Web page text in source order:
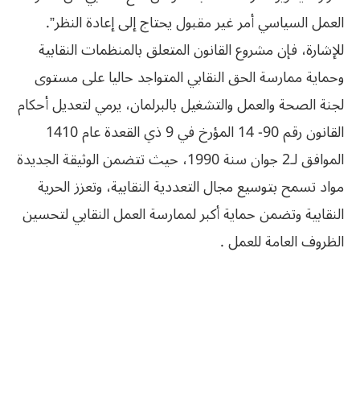
العمل السياسي أمر غير مقبول يحتاج إلى إعادة النظر”.
للإشارة، فإن مشروع القانون المتعلق بالمنظمات النقابية
وحماية ممارسة الحق النقابي المتواجد حاليا على مستوى
لجنة الصحة والعمل والتشغيل بالبرلمان، يرمي لتعديل أحكام
القانون رقم 90- 14 المؤرخ في 9 ذي القعدة عام 1410
الموافق لـ2 جوان سنة 1990، حيث تتضمن الوثيقة الجديدة
مواد تسمح بتوسيع مجال التعددية النقابية، وتعزز الحرية
النقابية وتضمن حماية أكبر لممارسة العمل النقابي لتحسين
الظروف العامة للعمل .